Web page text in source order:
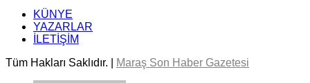
KÜNYE
YAZARLAR
İLETİŞİM
Tüm Hakları Saklıdır. |
Maraş Son Haber Gazetesi